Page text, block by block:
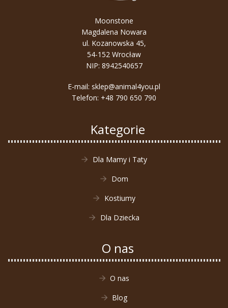
Moonstone
Magdalena Nowara
ul. Kozanowska 45,
54-152 Wrocław
NIP: 8942540657
E-mail: sklep@animal4you.pl
Telefon: +48 790 650 790
Kategorie
Dla Mamy i Taty
Dom
Kostiumy
Dla Dziecka
O nas
O nas
Blog